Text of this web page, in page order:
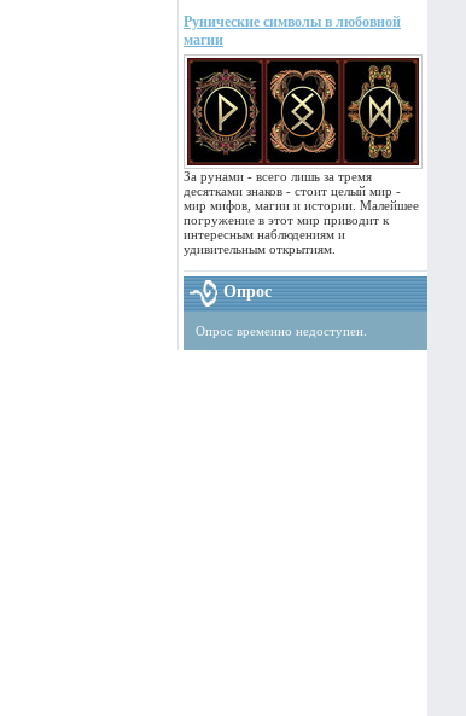
Рунические символы в любовной
магии
За рунами - всего лишь за тремя
десятками знаков - стоит целый мир -
мир мифов, магии и истории. Малейшее
погружение в этот мир приводит к
интересным наблюдениям и
удивительным открытиям.
Опрос
Опрос временно недоступен.